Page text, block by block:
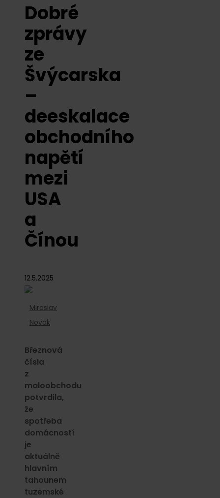
Dobré
zprávy
ze
Švýcarska
–
deeskalace
obchodního
napětí
mezi
USA
a
Čínou
12.5.2025
Miroslav
Novák
Březnová
čísla
z
maloobchodu
potvrdila,
že
spotřeba
domácností
je
aktuálně
hlavním
tahounem
tuzemské